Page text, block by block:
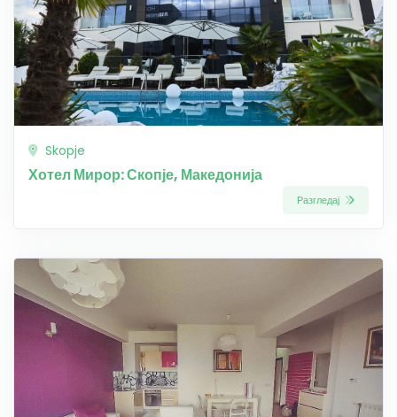
Skopje
Хотел Мирор: Скопје, Македонија
Разгледај